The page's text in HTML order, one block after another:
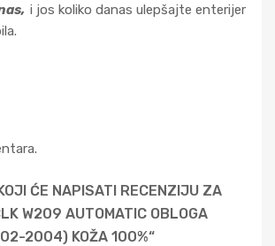
i jos koliko danas ulepšajte enterijer
ĆE NAPISATI RECENZIJU ZA
W209 AUTOMATIC OBLOGA
2004) KOŽA 100%“